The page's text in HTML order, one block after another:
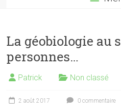
La géobiologie au
personnes…
Patrick Non classé
2 août 2017 0 commentaire